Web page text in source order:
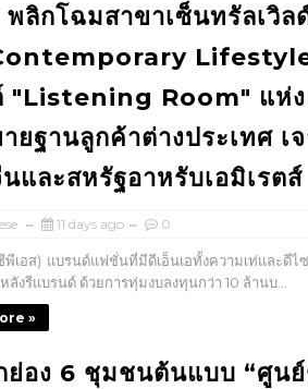
พลิกโฉมสาขาเซ็นทรัลเวิ
"Listening Room" แห่ง
ยฐานลูกค้าต่างประเทศ เ
และสหรัฐอาหรับเอมิเรตส์
11 days ago 0
เอส) แบรนด์แฟชั่นที่มีดีเอ็นเอทั้งความเท่และดี
งรีแบรนด์ ด้วยการทุ่มงบลงทุนกว่า 10 ล้านบ...
»
ย่อง 6 ชุมชนต้นแบบ “ศูน